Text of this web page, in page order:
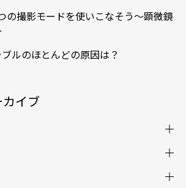
の撮影モードを使いこなそう～顕微鏡
ルのほとんどの原因は？
イブ